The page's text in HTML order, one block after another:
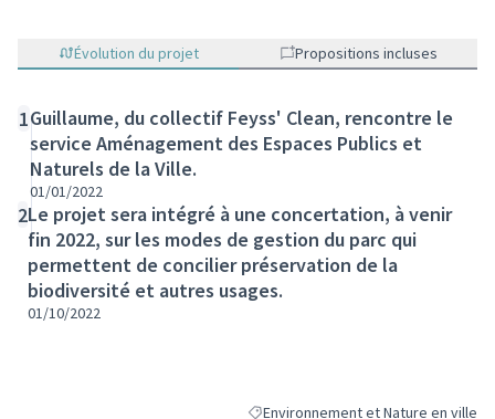
Évolution du projet Propositions incluses
1Guillaume, du collectif Feyss' Clean, rencontre le
service Aménagement des Espaces Publics et
Naturels de la Ville.
01/01/2022
2Le projet sera intégré à une concertation, à venir
fin 2022, sur les modes de gestion du parc qui
permettent de concilier préservation de la
biodiversité et autres usages.
01/10/2022
Environnement et Nature en ville